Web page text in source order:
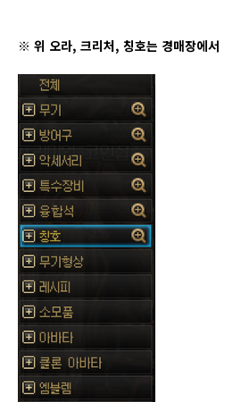
※ 위 오라, 크리처, 칭호는 경매장에서